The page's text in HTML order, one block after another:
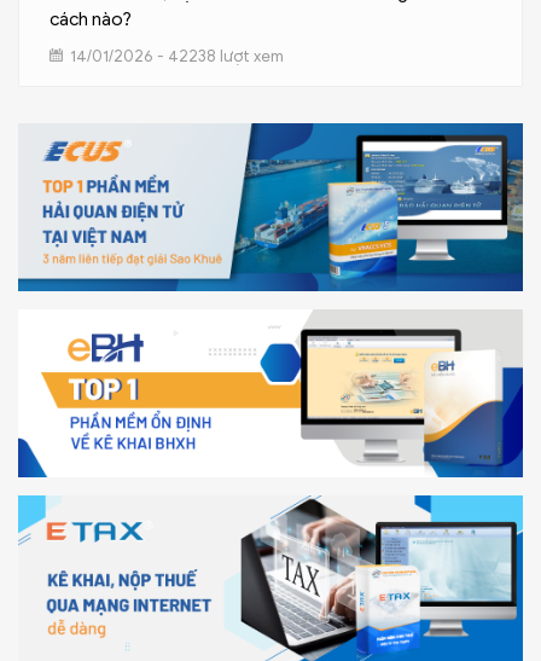
cách nào?
14/01/2026 - 42238 lượt xem